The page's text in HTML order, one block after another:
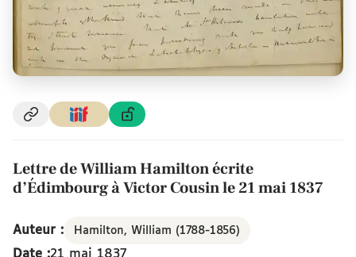
Lettre de William Hamilton écrite
d’Édimbourg à Victor Cousin le 21 mai 1837
Auteur : Hamilton, William (1788-1856)